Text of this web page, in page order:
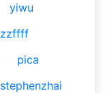
yiwu
pica
stephenzhai